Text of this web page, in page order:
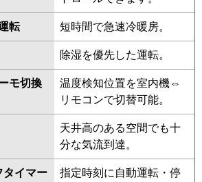
P80L6GN1
PA-P80L6GA PA-
P80L6G
PA-P80L6GN
転 短時間で急速冷暖房。
除湿を優先した運転。
モ切換
温度検知位置を室内機⇔
リモコンで切替可能。
天井高のある空間でも十
分な気流到達。
タイマー
指定時刻に自動運転・停